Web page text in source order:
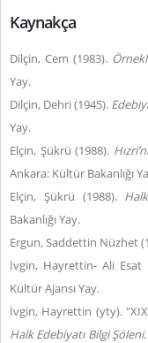
Kaynakça
Dilçin, Cem (1983).
Yay.
Dilçin, Dehri (1945).
Yay.
Elçin, Şükrü (1988).
Ankara: Kültür Bakanlığı
Elçin, Şükrü (1988).
Bakanlığı Yay.
Ergun, Saddettin Nüzhet
İvgin, Hayrettin- Ali Esat
Kültür Ajansı Yay.
İvgin, Hayrettin (yty).
Halk Edebiyatı Bilgi Şöleni